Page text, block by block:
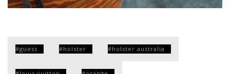
guess holster holster australia